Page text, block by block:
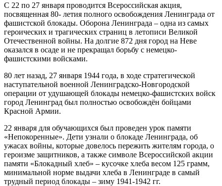
С 22 по 27 января проводится Всероссийская акция,
посвященная 80- летия полного освобождения Ленинграда от
фашистской блокады. Оборона Ленинграда – одна из самых
героических и трагических страниц в летописи Великой
Отечественной войны. На долгие 872 дня город на Неве
оказался в осаде и не прекращал борьбу с немецко-
фашистскими войсками.
80 лет назад, 27 января 1944 года, в ходе стратегической
наступательной военной Ленинградско-Новгородской
операции от удушающей блокады немецко-фашистских войск
город Ленинград был полностью освобождён бойцами
Красной Армии.
22 января для обучающихся был проведен урок памяти
«Непокоренные». Дети узнали о блокаде Ленинграда, об
ужасах войны, которые довелось пережить жителям города, о
героизме защитников, а также символе Всероссийской акции
памяти «Блокадный хлеб» – кусочке хлеба весом 125 грамм,
минимальной норме выдачи хлеба в Ленинграде в самый
трудный период блокады – зиму 1941-1942 гг.